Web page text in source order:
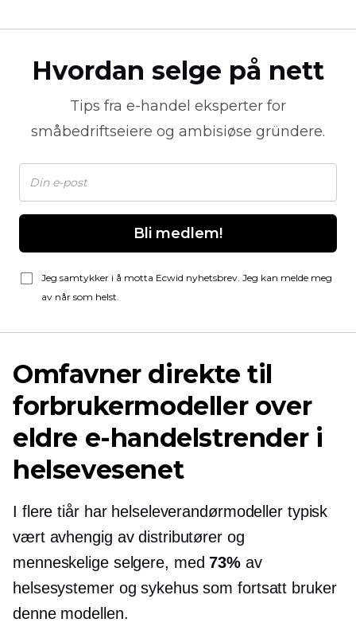
Hvordan selge på nett
Tips fra e-handel eksperter for
småbedriftseiere og ambisiøse gründere.
Bli medlem!
Jeg samtykker i å motta Ecwid nyhetsbrev. Jeg kan melde meg
av når som helst.
Omfavner direkte til
forbrukermodeller over
eldre e-handelstrender i
helsevesenet
I flere tiår har helseleverandørmodeller typisk
vært avhengig av distributører og
menneskelige selgere, med73% av
helsesystemer og sykehus som fortsatt bruker
denne modellen.